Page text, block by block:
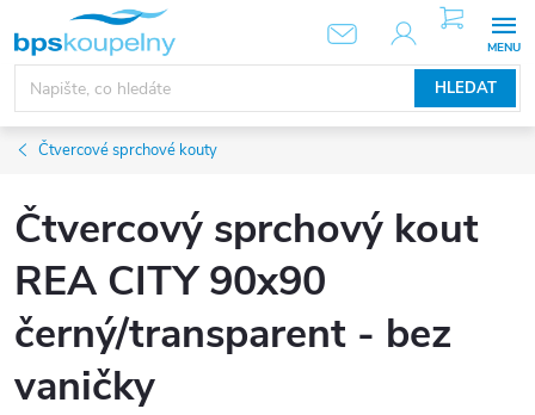
obsah
HLEDAT
NÁKUPNÍ
KOŠÍK
Čtvercové sprchové kouty
Čtvercový sprchový kout
REA CITY 90x90
černý/transparent - bez
vaničky